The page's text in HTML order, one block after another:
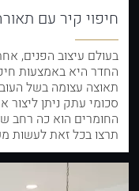
חיפוי קיר עם
בעולם עיצוב הפנים,
החדר היא באמצעות
תאוצה עצומה בשל
סכומי עתק ניתן ליצור
החומרים הוא כה רחב
תרצו בכל זאת לעשות